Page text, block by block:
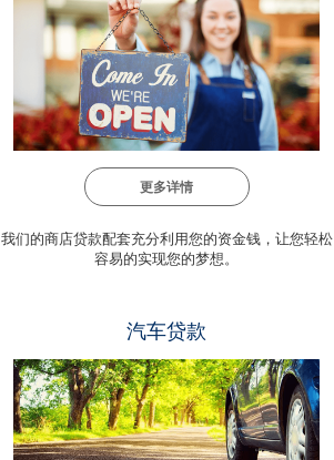
更多详情
我们的商店贷款配套充分利用您的资金钱，让您轻松
容易的实现您的梦想。
汽车贷款